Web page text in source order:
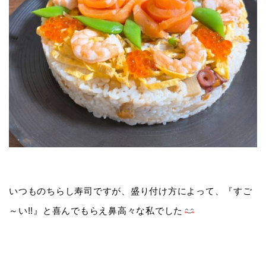
いつものちらし寿司ですが、盛り付け方によって、『すご
～い!!』と喜んでもらえ鼻高々な私でした